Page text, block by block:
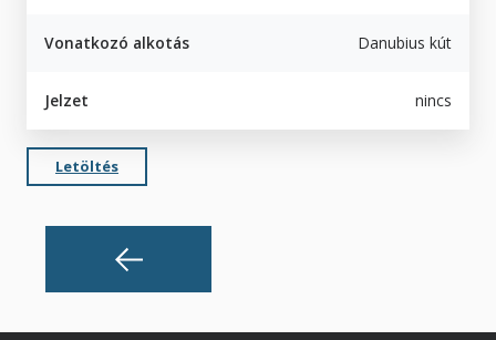
Vonatkozó alkotás Danubius kút
Jelzet nincs
Letöltés